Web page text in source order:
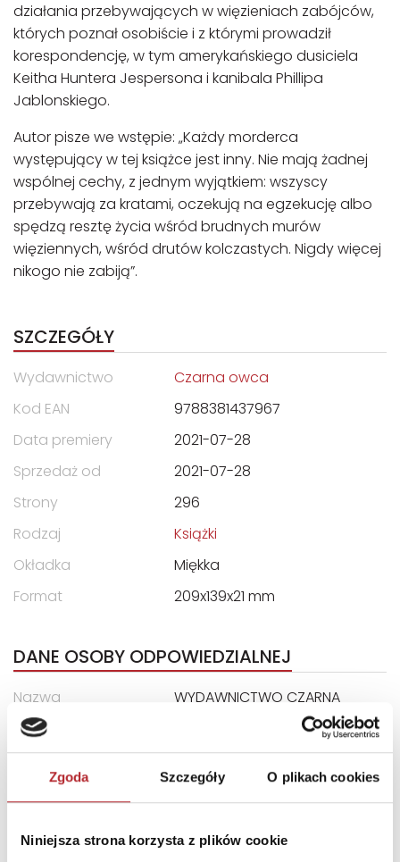
Zgoda Szczegóły O plikach cookies
Niniejsza strona korzysta z plików cookie
działania przebywających w więzieniach zabójców,
których poznał osobiście i z którymi prowadził
korespondencję, w tym amerykańskiego dusiciela
Keitha Huntera Jespersona i kanibala Phillipa
Jablonskiego.
Autor pisze we wstępie: „Każdy morderca
występujący w tej książce jest inny. Nie mają żadnej
wspólnej cechy, z jednym wyjątkiem: wszyscy
przebywają za kratami, oczekują na egzekucję albo
spędzą resztę życia wśród brudnych murów
więziennych, wśród drutów kolczastych. Nigdy więcej
nikogo nie zabiją”.
SZCZEGÓŁY
Wydawnictwo
Czarna owca
Kod EAN
9788381437967
Data premiery
2021-07-28
Sprzedaż od
2021-07-28
Strony
296
Rodzaj
Książki
Okładka
Miękka
Format
209x139x21 mm
DANE OSOBY ODPOWIEDZIALNEJ
Nazwa
WYDAWNICTWO CZARNA
Ulica
ul. Wspólna 35/5
Kod pocztowy
00-519
E-mail
handel@czarnaowca.pl